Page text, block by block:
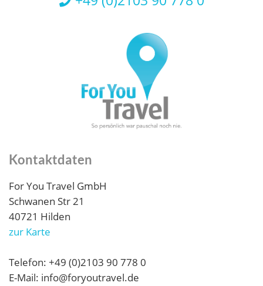
Kontaktdaten
For You Travel GmbH
Schwanen Str 21
40721 Hilden
zur Karte
Telefon: +49 (0)2103 90 778 0
E-Mail: info@foryoutravel.de